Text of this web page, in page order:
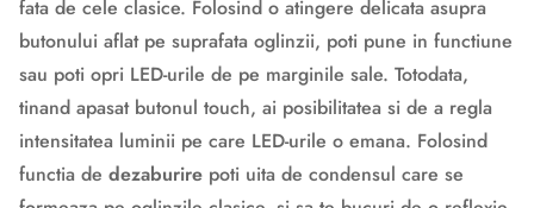
fata de cele clasice. Folosind o atingere delicata asupra
butonului aflat pe suprafata oglinzii, poti pune in functiune
sau poti opri LED-urile de pe marginile sale. Totodata,
tinand apasat butonul touch, ai posibilitatea si de a regla
intensitatea luminii pe care LED-urile o emana. Folosind
functia de dezaburire poti uita de condensul care se